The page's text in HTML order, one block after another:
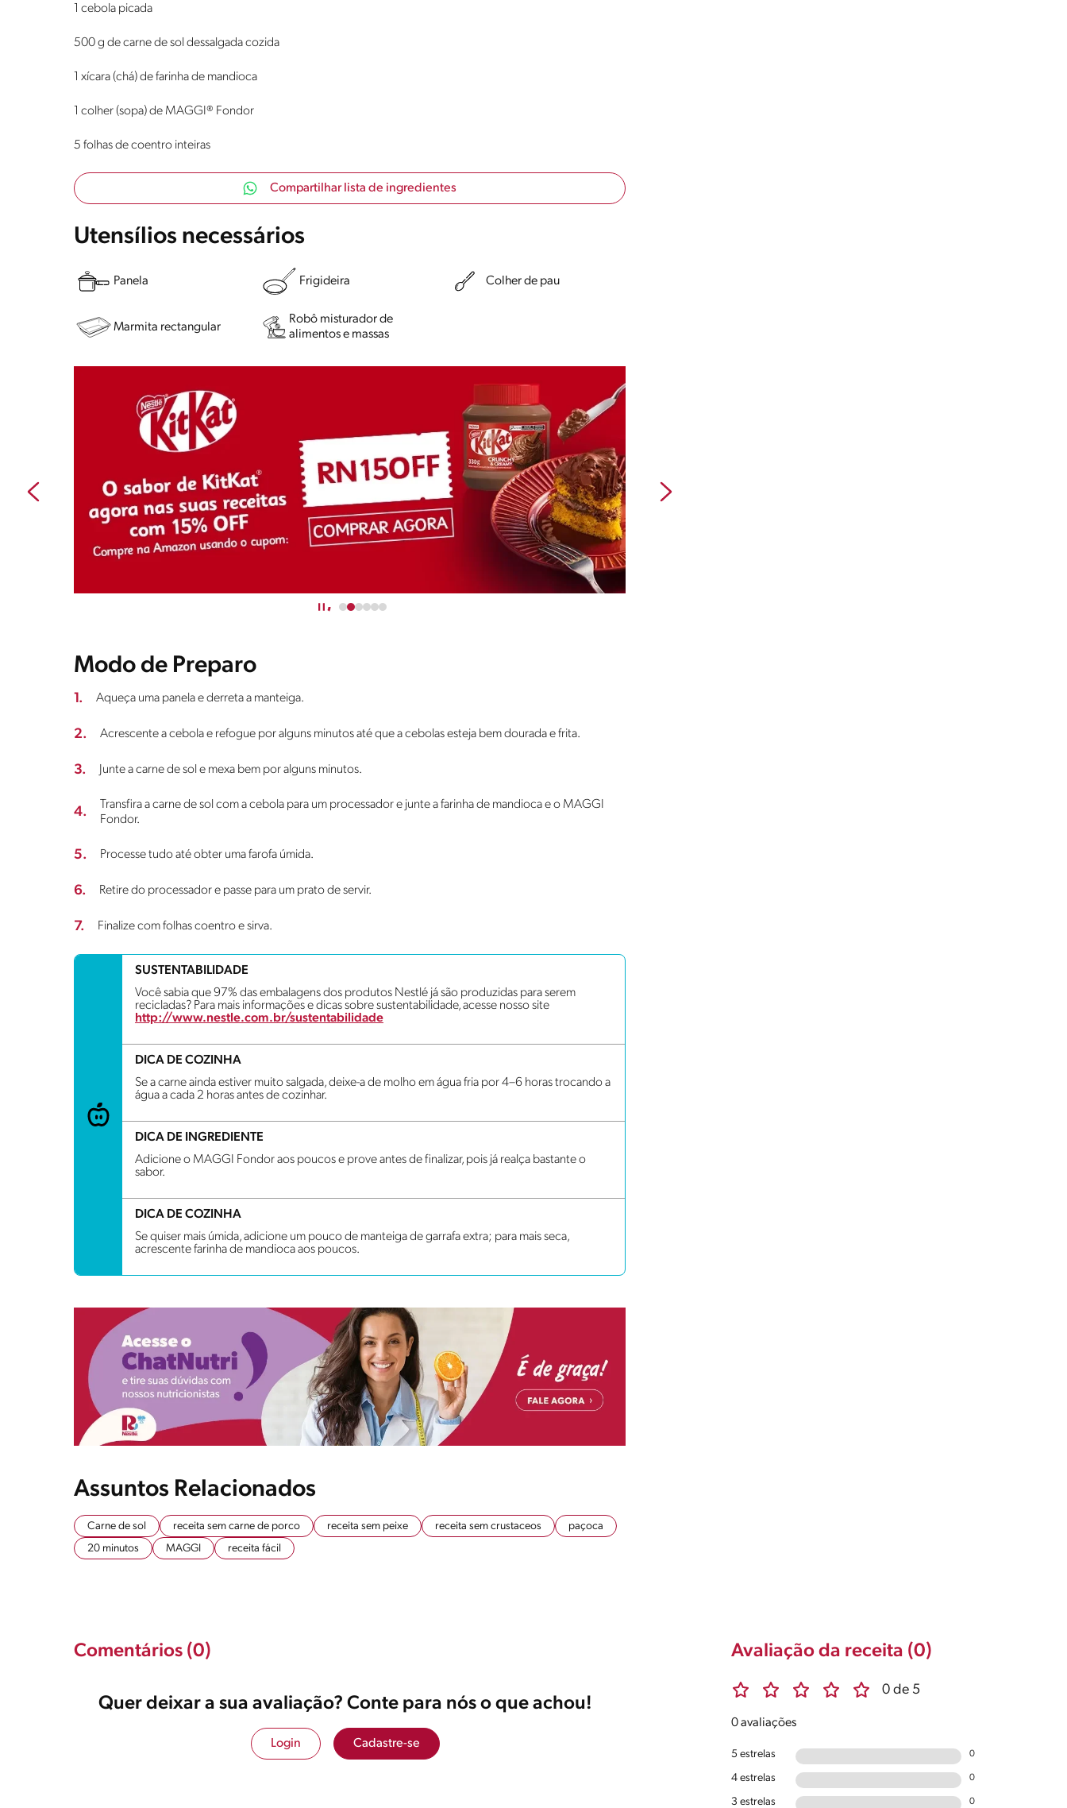
1 cebola picada
500 g de carne de sol dessalgada cozida
1 xícara (chá) de farinha de mandioca
1 colher (sopa) de MAGGI® Fondor
5 folhas de coentro inteiras
Compartilhar lista de ingredientes
Utensílios necessários
Panela Frigideira Colher de pau
Marmita rectangular
Robô misturador de
alimentos e massas
Modo de Preparo
1. Aqueça uma panela e derreta a manteiga.
2. Acrescente a cebola e refogue por alguns minutos até que a cebolas esteja bem dourada e frita.
3. Junte a carne de sol e mexa bem por alguns minutos.
4.
Transfira a carne de sol com a cebola para um processador e junte a farinha de mandioca e o MAGGI
Fondor.
5. Processe tudo até obter uma farofa úmida.
6. Retire do processador e passe para um prato de servir.
7. Finalize com folhas coentro e sirva.
SUSTENTABILIDADE
Você sabia que 97% das embalagens dos produtos Nestlé já são produzidas para serem
recicladas? Para mais informações e dicas sobre sustentabilidade, acesse nosso site
http://www.nestle.com.br/sustentabilidade
DICA DE COZINHA
Se a carne ainda estiver muito salgada, deixe-a de molho em água fria por 4–6 horas trocando a
água a cada 2 horas antes de cozinhar.
DICA DE INGREDIENTE
Adicione o MAGGI Fondor aos poucos e prove antes de finalizar, pois já realça bastante o
sabor.
DICA DE COZINHA
Se quiser mais úmida, adicione um pouco de manteiga de garrafa extra; para mais seca,
acrescente farinha de mandioca aos poucos.
Assuntos Relacionados
Carne de sol receita sem carne de porco receita sem peixe receita sem crustaceos
paçoca
20 minutos
MAGGI receita fácil
Avaliação da receita (0)
0 de 5
0 avaliações
5 estrelas 0
4 estrelas 0
3 estrelas 0
Comentários (0)
Quer deixar a sua avaliação? Conte para nós o que achou!
Login Cadastre-se